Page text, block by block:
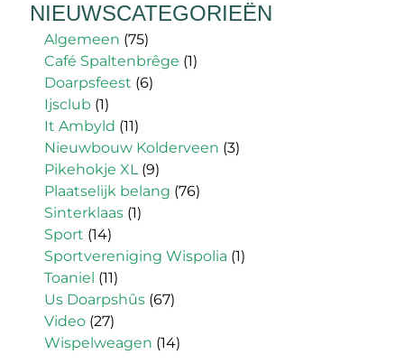
NIEUWSCATEGORIEËN
Algemeen (75)
Café Spaltenbrêge (1)
Doarpsfeest (6)
Ijsclub (1)
It Ambyld (11)
Nieuwbouw Kolderveen (3)
Pikehokje XL(9)
Plaatselijk belang (76)
Sinterklaas (1)
Sport (14)
Sportvereniging Wispolia (1)
Toaniel (11)
Us Doarpshûs (67)
Video (27)
Wispelweagen (14)